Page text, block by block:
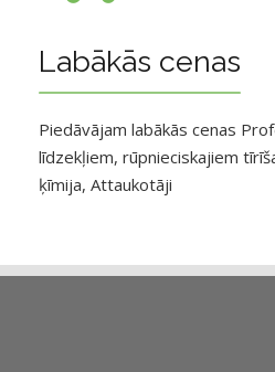
Labākās cenas
Piedāvājam labākās cenas
līdzekļiem, rūpnieciskajiem
ķīmija, Attaukotāji